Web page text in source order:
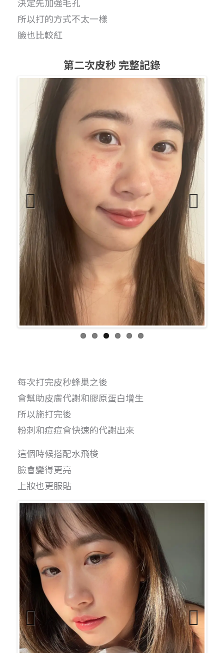
所以打的方式不太一樣
臉也比較紅
第二次皮秒 完整記錄
Previo
us
Next
每次打完皮秒蜂巢之後
會幫助皮膚代謝和膠原蛋白增生
所以施打完後
粉刺和痘痘會快速的代謝出來
這個時候搭配水飛梭
臉會變得更亮
上妝也更服貼
Previo
us
Next